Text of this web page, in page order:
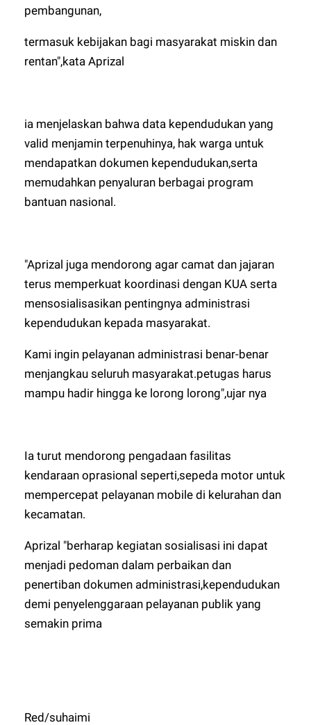
pembangunan,
termasuk kebijakan bagi masyarakat miskin dan
rentan",kata Aprizal
ia menjelaskan bahwa data kependudukan yang
valid menjamin terpenuhinya, hak warga untuk
mendapatkan dokumen kependudukan,serta
memudahkan penyaluran berbagai program
bantuan nasional.
"Aprizal juga mendorong agar camat dan jajaran
terus memperkuat koordinasi dengan KUA serta
mensosialisasikan pentingnya administrasi
kependudukan kepada masyarakat.
Kami ingin pelayanan administrasi benar-benar
menjangkau seluruh masyarakat.petugas harus
mampu hadir hingga ke lorong lorong",ujar nya
Ia turut mendorong pengadaan fasilitas
kendaraan oprasional seperti,sepeda motor untuk
mempercepat pelayanan mobile di kelurahan dan
kecamatan.
Aprizal "berharap kegiatan sosialisasi ini dapat
menjadi pedoman dalam perbaikan dan
penertiban dokumen administrasi,kependudukan
demi penyelenggaraan pelayanan publik yang
semakin prima
Red/suhaimi